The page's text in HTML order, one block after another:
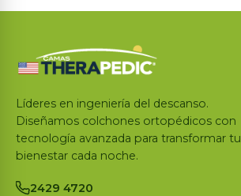
Líderes en ingeniería del descanso.
Diseñamos colchones ortopédicos con
tecnología avanzada para transformar tu
bienestar cada noche.
2429 4720